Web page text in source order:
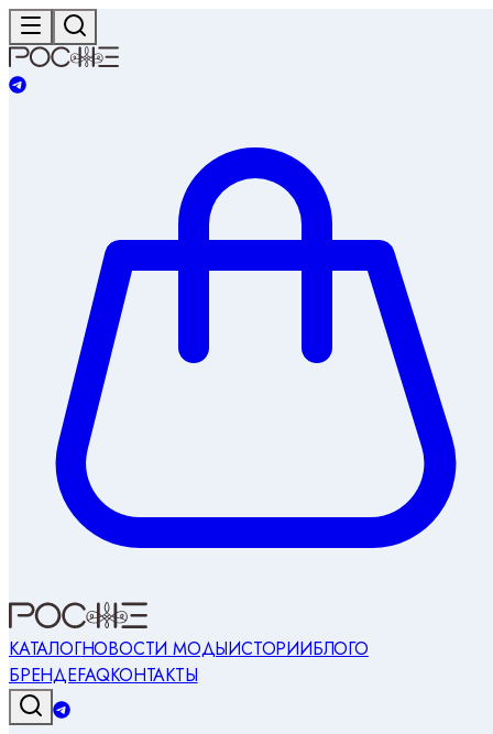
КАТАЛОГНОВОСТИ МОДЫИСТОРИИБЛОГО
БРЕНДЕFAQКОНТАКТЫ